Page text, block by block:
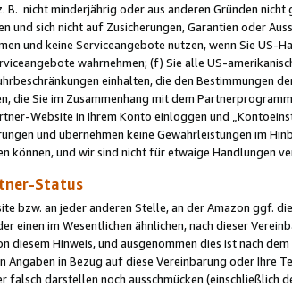
B. nicht minderjährig oder aus anderen Gründen
und sich nicht auf Zusicherungen, Garantien oder
und keine Serviceangebote nutzen, wenn Sie US-
wahrnehmen; (f) Sie alle US-
einhalten, die den Bestimmungen
die Sie im Zusammenhang mit dem
Website in Ihrem Konto einloggen und
und übernehmen keine Gewährleistungen im
können, und wir sind nicht für etwaige Handlungen
Status
bzw. an jeder anderen Stelle, an der Amazon ggf.
einen im Wesentlichen ähnlichen, nach dieser
diesem Hinweis, und ausgenommen dies ist nach
in Bezug auf diese Vereinbarung oder Ihre
falsch darstellen noch ausschmücken